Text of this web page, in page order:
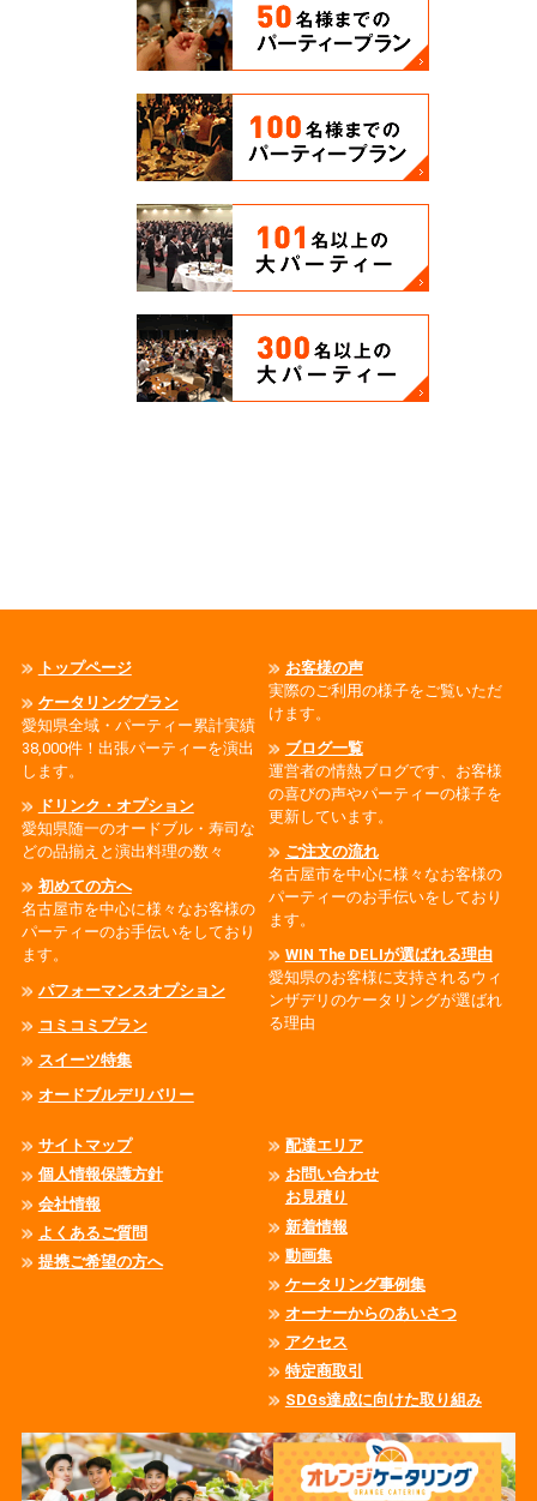
トップページ
ケータリングプラン
愛知県全域・パーティー累計実績
38,000件！出張パーティーを演出
します。
ドリンク・オプション
愛知県随一のオードブル・寿司な
どの品揃えと演出料理の数々
初めての方へ
名古屋市を中心に様々なお客様の
パーティーのお手伝いをしており
ます。
パフォーマンスオプション
コミコミプラン
スイーツ特集
オードブルデリバリー
お客様の声
実際のご利用の様子をご覧いただ
けます。
ブログ一覧
運営者の情熱ブログです、お客様
の喜びの声やパーティーの様子を
更新しています。
ご注文の流れ
名古屋市を中心に様々なお客様の
パーティーのお手伝いをしており
ます。
WIN The DELIが選ばれる理由
愛知県のお客様に支持されるウィ
ンザデリのケータリングが選ばれ
る理由
サイトマップ
個人情報保護方針
会社情報
よくあるご質問
提携ご希望の方へ
配達エリア
お問い合わせ
お見積り
新着情報
動画集
ケータリング事例集
オーナーからのあいさつ
アクセス
特定商取引
SDGs達成に向けた取り組み